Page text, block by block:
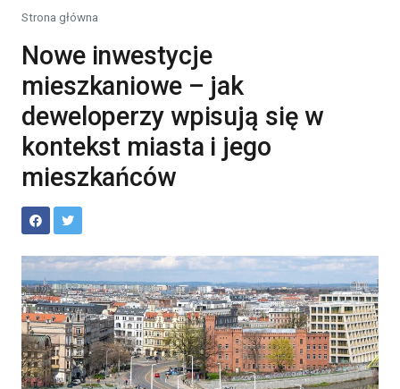
Strona główna
Nowe inwestycje
mieszkaniowe – jak
deweloperzy wpisują się w
kontekst miasta i jego
mieszkańców